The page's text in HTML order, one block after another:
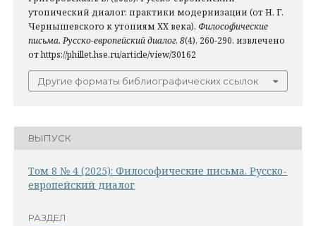
утопический диалог: практики модернизации (от Н. Г.
Чернышевского к утопиям ХХ века). Философические
письма. Русско-европейский диалог, 8(4), 260-290. извлечено
от https://phillet.hse.ru/article/view/30162
Другие форматы библиографических ссылок
ВЫПУСК
Том 8 № 4 (2025): Философические письма. Русско-
европейский диалог
РАЗДЕЛ